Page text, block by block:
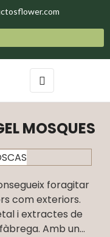
Toggle
navigation
☰
MOSQUES
foragitar
com exteriors.
i extractes de
Amb un...